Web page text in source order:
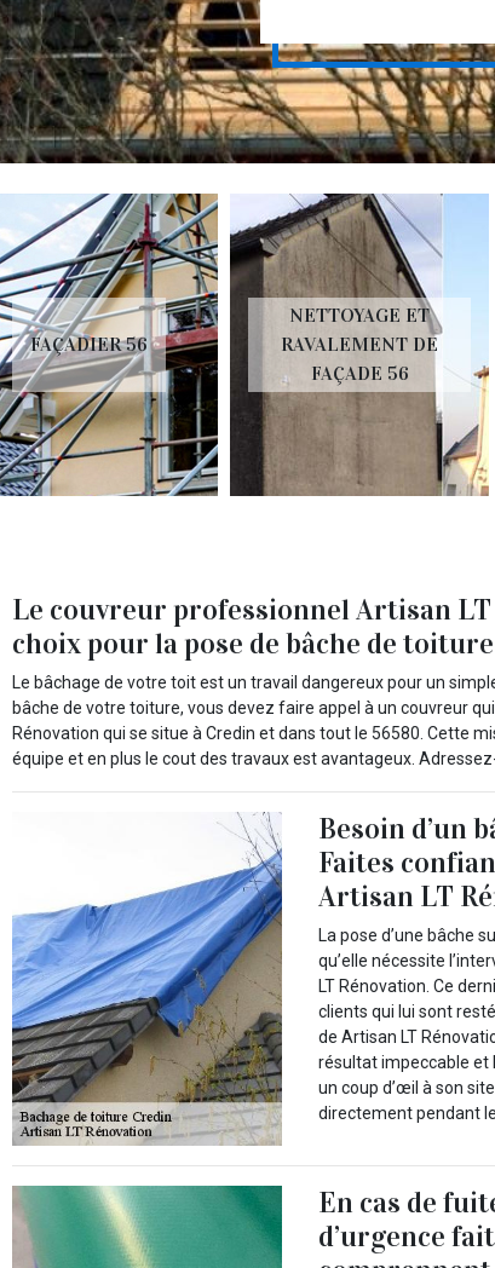
FAÇADIER 56
NETTOYAGE ET
RAVALEMENT DE
FAÇADE 56
Le couvreur professionnel Artisan
choix pour la pose de bâche de toiture
Le bâchage de votre toit est un travail dangereux pour un
bâche de votre toiture, vous devez faire appel à un couvreur
Rénovation qui se situe à Credin et dans tout le 56580. Cette
équipe et en plus le cout des travaux est avantageux.
Besoin d’un
Faites
Artisan LT
La pose d’une bâche
qu’elle nécessite
LT Rénovation. Ce
clients qui lui sont
de Artisan LT
résultat impeccable et
un coup d’œil à son
directement pendant
En cas de
d’urgence